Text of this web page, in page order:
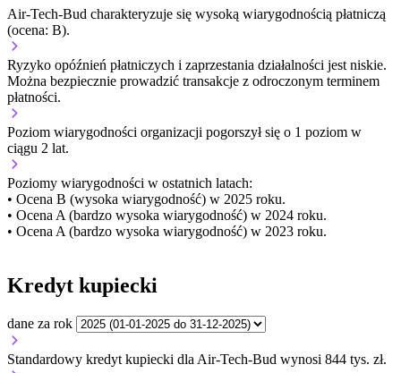
Air-Tech-Bud charakteryzuje się wysoką wiarygodnością płatniczą
(ocena: B).
Ryzyko opóźnień płatniczych i zaprzestania działalności jest niskie.
Można bezpiecznie prowadzić transakcje z odroczonym terminem
płatności.
Poziom wiarygodności organizacji pogorszył się o 1 poziom w
ciągu 2 lat.
Poziomy wiarygodności w ostatnich latach:
• Ocena B (wysoka wiarygodność) w 2025 roku.
• Ocena A (bardzo wysoka wiarygodność) w 2024 roku.
• Ocena A (bardzo wysoka wiarygodność) w 2023 roku.
Kredyt kupiecki
dane za rok
Standardowy kredyt kupiecki dla Air-Tech-Bud wynosi 844 tys. zł.